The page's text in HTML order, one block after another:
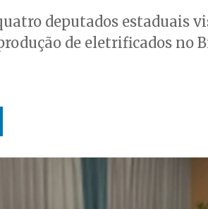
deputados estaduais
de eletrificados no